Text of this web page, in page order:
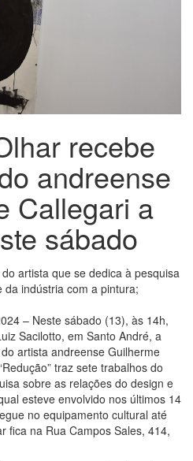
recebe
andreense
Callegari a
sábado
artista que se dedica à pesquisa
indústria com a pintura;
– Neste sábado (13), às 14h,
Sacilotto, em Santo André, a
artista andreense Guilherme
traz sete trabalhos do
sobre as relações do design e
esteve envolvido nos últimos 14
no equipamento cultural até
fica na Rua Campos Sales, 414,